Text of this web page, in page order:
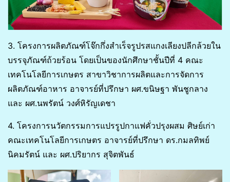
3. โครงการผลิตภัณฑ์โจ๊กกึ่งสำเร็จรูปรสแกงเลียงปลีกล้วยใน
บรรจุภัณฑ์ถ้วยร้อน โดยเป็นของนักศึกษาชั้นปีที่ 4 คณะ
เทคโนโลยีการเกษตร สาขาวิชาการผลิตและการจัดการ
ผลิตภัณฑ์อาหาร อาจารย์ที่ปรึกษา ผศ.ขนิษฐา พันชูกลาง
และ ผศ.นพรัตน์ วงศ์หิรัญเดชา
4. โครงการนวัตกรรมการแปรรูปกาแฟคั่วปรุงผสม ศิษย์เก่า
คณะเทคโนโลยีการเกษตร อาจารย์ที่ปรึกษา ดร.กมลทิพย์
นิคมรัตน์ และ ผศ.ปริยากร สุจิตพันธ์